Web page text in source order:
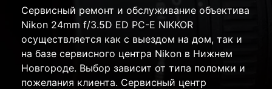
Сервисный ремонт и обслуживание объектива
Nikon 24mm f/3.5D ED PC-E NIKKOR
осуществляется как с выездом на дом, так и
на базе сервисного центра Nikon в Нижнем
Новгороде. Выбор зависит от типа поломки и
пожелания клиента. Сервисный центр